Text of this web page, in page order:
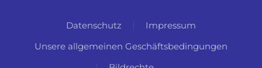
Datenschutz
Impressum
Unsere allgemeinen Geschäftsbedingungen